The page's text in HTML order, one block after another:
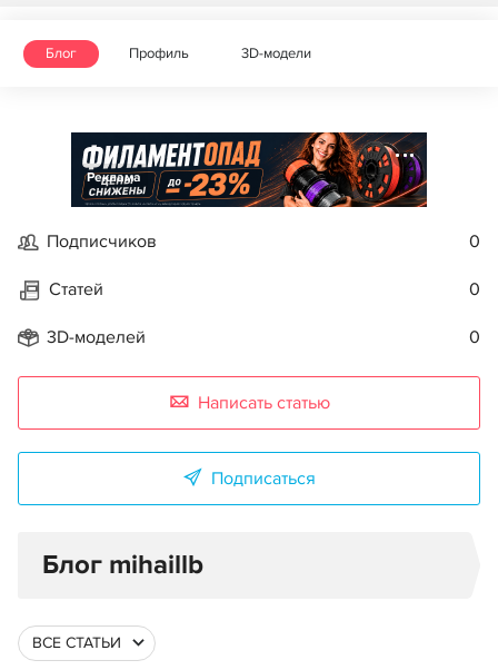
Блог Профиль 3D-модели
Реклама
Подписчиков 0
Статей 0
3D-моделей 0
Написать статью
Подписаться
Блог mihaillb
ВСЕ СТАТЬИ